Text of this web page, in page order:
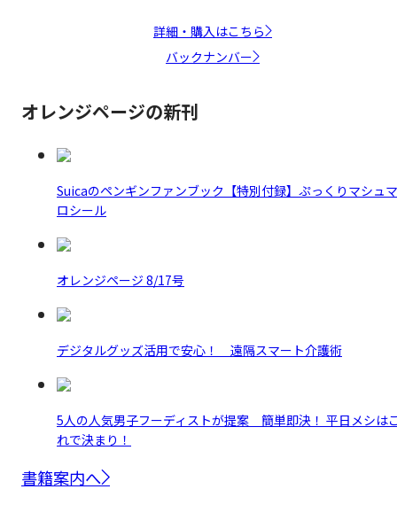
詳細・購入はこちら
バックナンバー
オレンジページの新刊
Suicaのペンギンファンブック【特別付録】ぷっくりマシュマ
ロシール
オレンジページ 8/17号
デジタルグッズ活用で安心！ 遠隔スマート介護術
5人の人気男子フーディストが提案 簡単即決！ 平日メシは
れで決まり！
書籍案内へ